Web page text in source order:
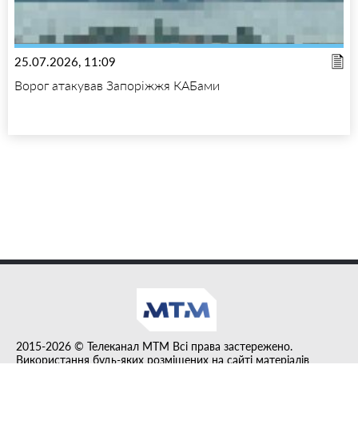
25.07.2026, 11:09
Ворог атакував Запоріжжя КАБами
2015-2026 © Телеканал MTM Всі права застережено.
Використання будь-яких розміщених на сайті матеріалів